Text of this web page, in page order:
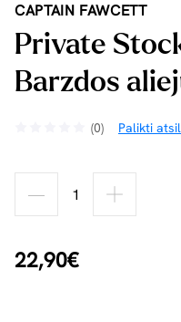
CAPTAIN FAWCETT
Private
Barzdos
(0) Palikti
22,90€